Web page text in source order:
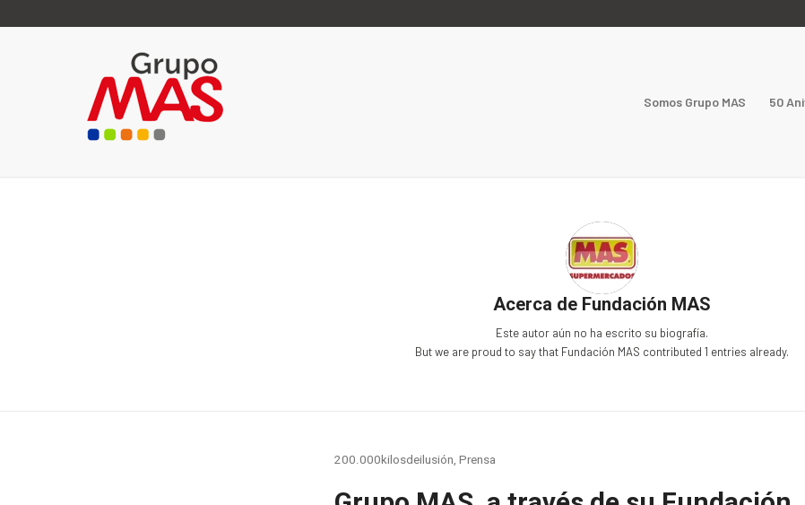
Somos Grupo MAS 50
Acerca de Fundación MAS
Este autor aún no ha escrito su biografía.
But we are proud to say that Fundación MAS contributed 1 entries already.
200.000kilosdeilusión, Prensa